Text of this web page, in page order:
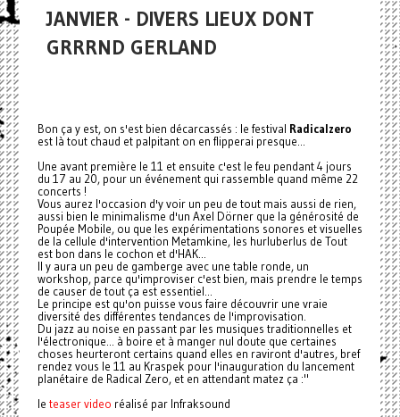
JANVIER - DIVERS LIEUX DONT
GRRRND GERLAND
Bon ça y est, on s'est bien décarcassés : le festival Radicalzero
est là tout chaud et palpitant on en flipperai presque...
Une avant première le 11 et ensuite c'est le feu pendant 4 jours
du 17 au 20, pour un événement qui rassemble quand même 22
concerts !
Vous aurez l'occasion d'y voir un peu de tout mais aussi de rien,
aussi bien le minimalisme d'un Axel Dörner que la générosité de
Poupée Mobile, ou que les expérimentations sonores et visuelles
de la cellule d'intervention Metamkine, les hurluberlus de Tout
est bon dans le cochon et d'HAK...
Il y aura un peu de gamberge avec une table ronde, un
workshop, parce qu'improviser c'est bien, mais prendre le temps
de causer de tout ça est essentiel...
Le principe est qu'on puisse vous faire découvrir une vraie
diversité des différentes tendances de l'improvisation.
Du jazz au noise en passant par les musiques traditionnelles et
l'électronique... à boire et à manger nul doute que certaines
choses heurteront certains quand elles en raviront d'autres, bref
rendez vous le 11 au Kraspek pour l'inauguration du lancement
planétaire de Radical Zero, et en attendant matez ça :"
le teaser video réalisé par Infraksound